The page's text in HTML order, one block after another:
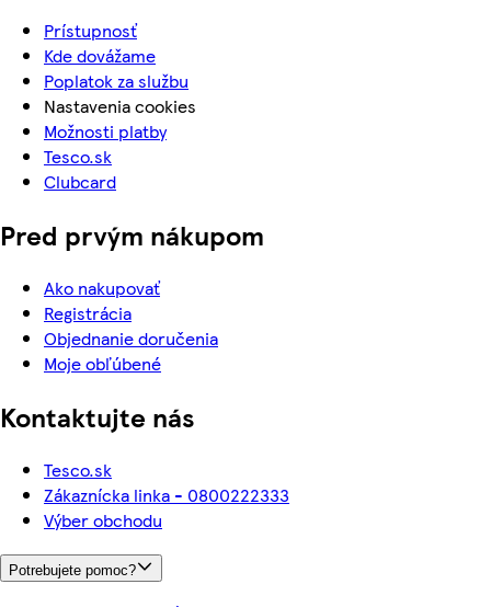
Prístupnosť
Kde dovážame
Poplatok za službu
Nastavenia cookies
Možnosti platby
Tesco.sk
Clubcard
Pred prvým nákupom
Ako nakupovať
Registrácia
Objednanie doručenia
Moje obľúbené
Kontaktujte nás
Tesco.sk
Zákaznícka linka - 0800222333
Výber obchodu
Potrebujete pomoc?